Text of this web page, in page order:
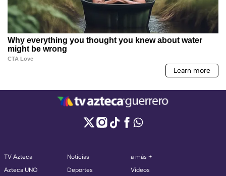
TV Azteca
Azteca UNO
Noticias
Deportes
a más +
Videos